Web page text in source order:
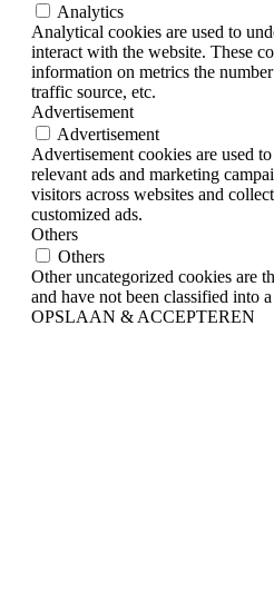
Analytics
Analytical cookies are used to
interact with the website. These
information on metrics the
traffic source, etc.
Advertisement
Advertisement
Advertisement cookies are used
relevant ads and marketing
visitors across websites and
customized ads.
Others
Others
Other uncategorized cookies are
and have not been classified into
OPSLAAN & ACCEPTEREN